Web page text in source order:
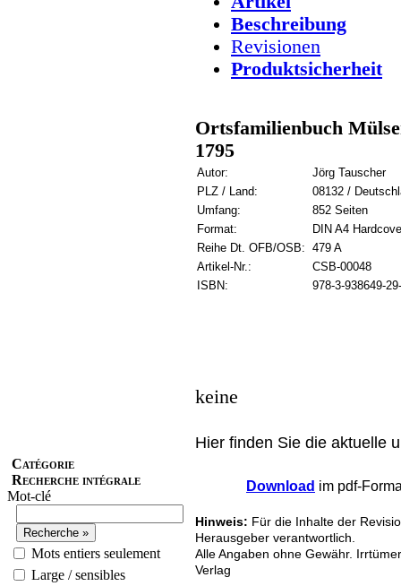
Catégorie
Recherche intégrale
Mot-clé
Mots entiers seulement
Large / sensibles
Beschreibung
Revisionen
Produktsicherheit
Ortsfamilienbuch
1795
Autor:
Jörg Tauscher
PLZ / Land:
08132 /
Umfang:
852 Seiten
Format:
DIN A4
Reihe Dt. OFB/OSB: 479 A
Artikel-Nr.:
CSB-00048
ISBN:
978-3-938649-
keine
Hier finden Sie die aktuelle
Download im pdf-
Hinweis: Für die Inhalte der
Herausgeber verantwortlich.
Alle Angaben ohne Gewähr.
Verlag